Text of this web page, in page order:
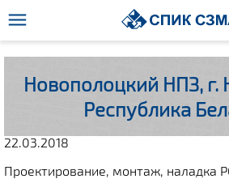
Новополоцкий НПЗ, г.
Республика
22.03.2018
Проектирование, монтаж, наладка